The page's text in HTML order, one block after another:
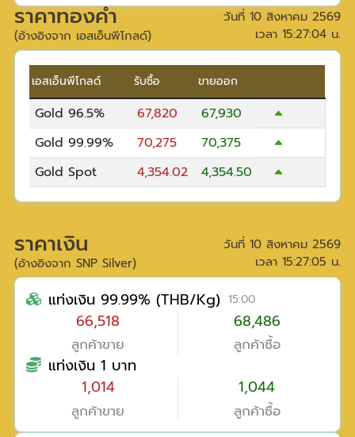
ราคาทองคำ
(อ้างอิงจาก เอสเอ็นพีโกลด์)
วันที่ 10 สิงหาคม 2569
เวลา 15:27:04น.
เอสเอ็นพีโกลด์ รับซื้อ ขายออก
Gold 96.5% 67,820
67,930
Gold 99.99%
70,275
70,375
Gold Spot
4,354.02 4,354.50
ราคาเงิน
(อ้างอิงจาก SNP Silver)
วันที่ 10 สิงหาคม 2569
เวลา 15:27:05 น.
แท่งเงิน 99.99% (THB/Kg) 15:00
66,518
ลูกค้าขาย
68,486
ลูกค้าซื้อ
แท่งเงิน 1 บาท
1,014
ลูกค้าขาย
1,044
ลูกค้าซื้อ